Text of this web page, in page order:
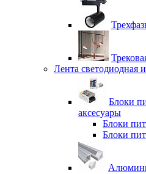
Лента светодиодная
Блоки
аксесуары
Блоки
Блоки